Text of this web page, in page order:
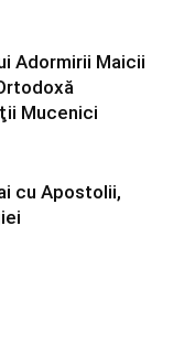
Adormirii Maicii
Mucenici
cu Apostolii,